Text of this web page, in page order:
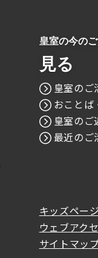
皇室の今の
見る
皇室の
おことば
皇室のご
最近のご
キッズペー
ウェブアク
サイトマッ